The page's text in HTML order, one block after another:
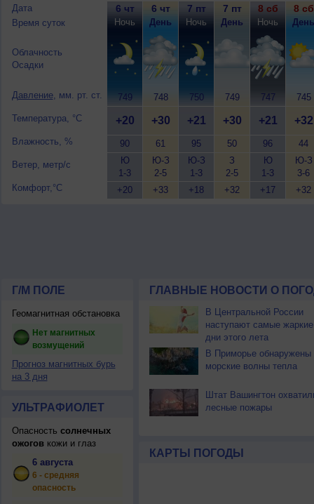
ветер южный, умеренный.
Дата
Время суток
Облачность
Осадки
Давление, мм. рт. ст.
Температура, °C
Влажность, %
Ветер, метр/с
Комфорт,°C
6 чт
Ночь
749
+20
90
Ю
1-3
+20
6 чт
День
748
+30
61
Ю-З
2-5
+33
7 пт
Ночь
750
+21
95
Ю-З
1-3
+18
7 пт
День
749
+30
50
З
2-5
+32
8 сб
Ночь
747
+21
96
Ю
1-3
+17
8 сб
День
745
+32
44
Ю-З
3-6
+32
Г/М ПОЛЕ
Геомагнитная обстановка
Нет магнитных
возмущений
Прогноз магнитных бурь
на 3 дня
УЛЬТРАФИОЛЕТ
Опасность солнечных
ожоговкожи и глаз
6 августа
6 - средняя
опасность
ГЛАВНЫЕ НОВОСТИ О
В Центральной России
наступают самые жаркие
дни этого лета
В Приморье обнаружены
морские волны тепла
Штат Вашингтон
лесные пожары
КАРТЫ ПОГОДЫ